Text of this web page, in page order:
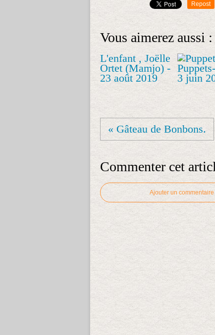
Repost
Vous aimerez aussi :
L'enfant , Joëlle
Ortet (Mamjo) -
23 août 2019
3 juin
« Gâteau de Bonbons.
Commenter cet
Ajouter un commentaire